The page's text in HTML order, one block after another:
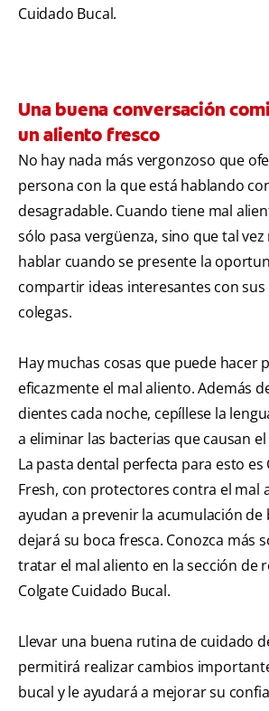
Cuidado Bucal.
Una buena conversación
un aliento fresco
No hay nada más vergonzoso que
persona con la que está hablando
desagradable. Cuando tiene mal
sólo pasa vergüenza, sino que tal vez
hablar cuando se presente la
compartir ideas interesantes con sus
colegas.
Hay muchas cosas que puede hacer
eficazmente el mal aliento. Además
dientes cada noche, cepíllese la
a eliminar las bacterias que causan
La pasta dental perfecta para esto es
Fresh, con protectores contra el mal
ayudan a prevenir la acumulación de
dejará su boca fresca. Conozca más
tratar el mal aliento en la sección de
Colgate Cuidado Bucal.
Llevar una buena rutina de cuidado
permitirá realizar cambios
bucal y le ayudará a mejorar su